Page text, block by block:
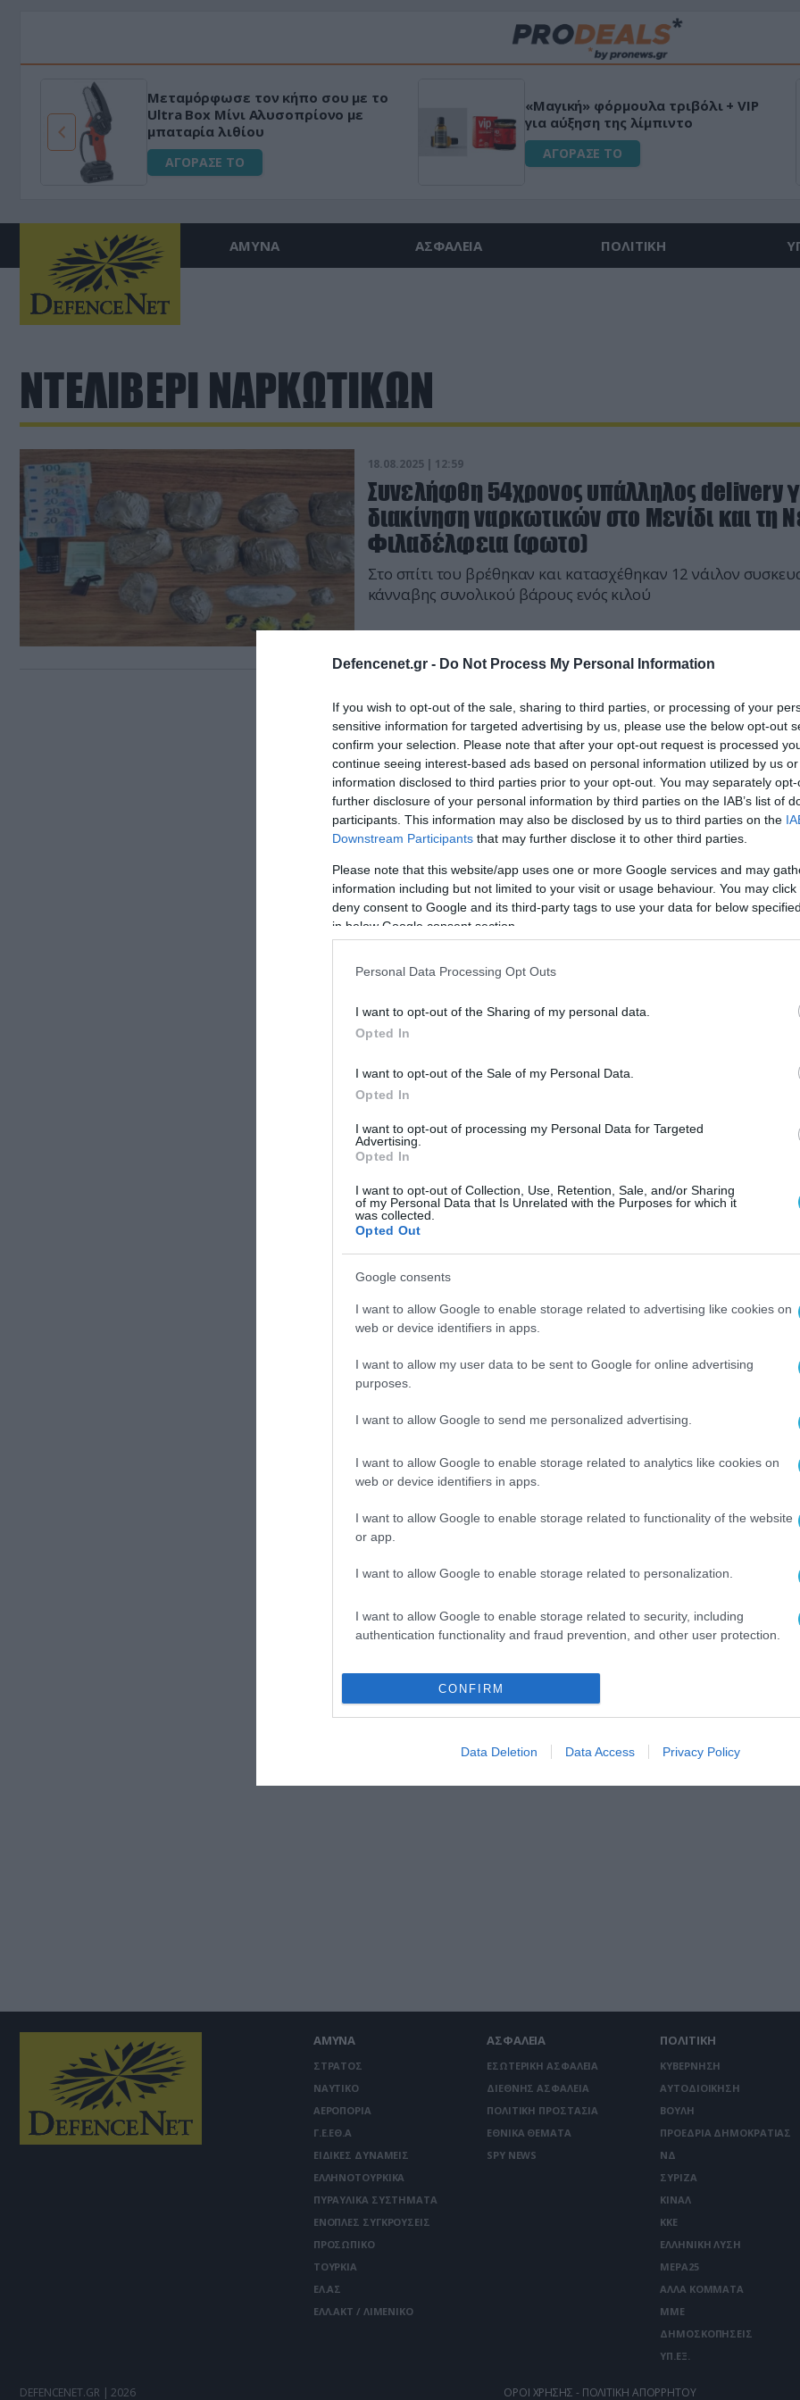
Defencenet.gr - Do Not Process My Personal Information
If you wish to opt-out of the sale, sharing to third parties, or processing of your
sensitive information for targeted advertising by us, please use the below opt-out
confirm your selection. Please note that after your opt-out request is processed
continue seeing interest-based ads based on personal information utilized by us
information disclosed to third parties prior to your opt-out. You may separately
further disclosure of your personal information by third parties on the IAB’s list of
participants. This information may also be disclosed by us to third parties on the
Downstream Participants that may further disclose it to other third parties.
Please note that this website/app uses one or more Google services and may
information including but not limited to your visit or usage behaviour. You may
deny consent to Google and its third-party tags to use your data for below
in below Google consent section.
Personal Data Processing Opt Outs
I want to opt-out of the Sharing of my personal data.
Opted In
I want to opt-out of the Sale of my Personal Data.
Opted In
I want to opt-out of processing my Personal Data for Targeted
Advertising.
Opted In
I want to opt-out of Collection, Use, Retention, Sale, and/or Sharing
of my Personal Data that Is Unrelated with the Purposes for which it
was collected.
Opted Out
Google consents
I want to allow Google to enable storage related to advertising like cookies on
web or device identifiers in apps.
I want to allow my user data to be sent to Google for online advertising
purposes.
I want to allow Google to send me personalized advertising.
I want to allow Google to enable storage related to analytics like cookies on
web or device identifiers in apps.
I want to allow Google to enable storage related to functionality of the website
or app.
I want to allow Google to enable storage related to personalization.
I want to allow Google to enable storage related to security, including
authentication functionality and fraud prevention, and other user protection.
CONFIRM
Data Deletion Data Access Privacy Policy
Μεταμόρφωσε τον κήπο σου με το
Ultra Box Μίνι Αλυσοπρίονο με
μπαταρία λιθίου
ΑΓΟΡΑΣΕ ΤΟ
«Μαγική» φόρμουλα τριβόλι + VIP
για αύξηση της λίμπιντο
ΑΓΟΡΑΣΕ ΤΟ
ΑΜΥΝΑ ΑΣΦΑΛΕΙΑ ΠΟΛΙΤΙΚΗ
ΝΤΕΛΙΒΕΡΙ ΝΑΡΚΩΤΙΚΩΝ
18.08.2025 | 12:59
Συνελήφθη 54χρονος υπάλληλος delivery
διακίνηση ναρκωτικών στο Μενίδι και τη
Φιλαδέλφεια (φωτο)
Στο σπίτι του βρέθηκαν και κατασχέθηκαν 12 νάιλον
κάνναβης συνολικού βάρους ενός κιλού
ΑΜΥΝΑ
ΣΤΡΑΤΟΣ
ΝΑΥΤΙΚΟ
ΑΕΡΟΠΟΡΙΑ
Γ.Ε.ΕΘ.Α
ΕΙΔΙΚΕΣ ΔΥΝΑΜΕΙΣ
ΕΛΛΗΝΟΤΟΥΡΚΙΚΑ
ΠΥΡΑΥΛΙΚΑ ΣΥΣΤΗΜΑΤΑ
ΕΝΟΠΛΕΣ ΣΥΓΚΡΟΥΣΕΙΣ
ΠΡΟΣΩΠΙΚΟ
ΤΟΥΡΚΙΑ
ΕΛ.ΑΣ
ΕΛΛ.ΑΚΤ / ΛΙΜΕΝΙΚΟ
ΑΣΦΑΛΕΙΑ
ΕΣΩΤΕΡΙΚΗ ΑΣΦΑΛΕΙΑ
ΔΙΕΘΝΗΣ ΑΣΦΑΛΕΙΑ
ΠΟΛΙΤΙΚΗ ΠΡΟΣΤΑΣΙΑ
ΕΘΝΙΚΑ ΘΕΜΑΤΑ
SPY NEWS
ΠΟΛΙΤΙΚΗ
ΚΥΒΕΡΝΗΣΗ
ΑΥΤΟΔΙΟΙΚΗΣΗ
ΒΟΥΛΗ
ΠΡΟΕΔΡΙΑ ΔΗΜΟΚΡΑΤΙΑΣ
ΝΔ
ΣΥΡΙΖΑ
ΚΙΝΑΛ
ΚΚΕ
ΕΛΛΗΝΙΚΗ ΛΥΣΗ
ΜΕΡΑ25
ΑΛΛΑ ΚΟΜΜΑΤΑ
ΜΜΕ
ΔΗΜΟΣΚΟΠΗΣΕΙΣ
ΥΠ.ΕΞ.
DEFENCENET.GR | 2026 ΟΡΟΙ ΧΡΗΣΗΣ - ΠΟΛΙΤΙΚΗ ΑΠΟΡΡΗΤΟΥ